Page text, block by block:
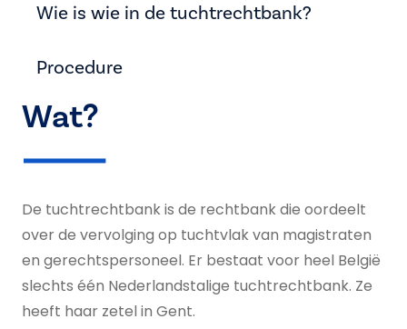
Wie is wie in de tuchtrechtbank?
Procedure
Wat?
De tuchtrechtbank is de rechtbank die oordeelt
over de vervolging op tuchtvlak van magistraten
en gerechtspersoneel. Er bestaat voor heel België
slechts één Nederlandstalige tuchtrechtbank. Ze
heeft haar zetel in Gent.